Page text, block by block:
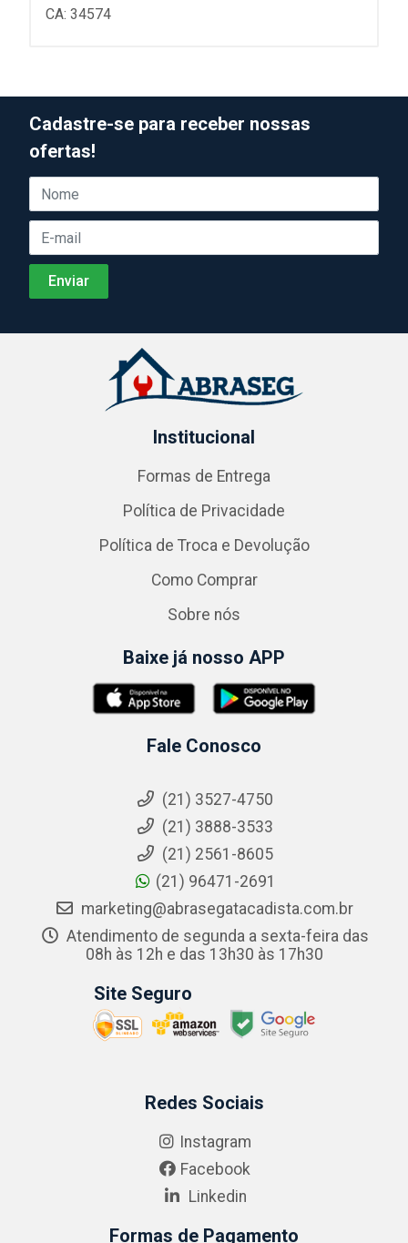
CA: 34574
Cadastre-se para receber nossas
ofertas!
Institucional
Formas de Entrega
Política de Privacidade
Política de Troca e Devolução
Como Comprar
Sobre nós
Baixe já nosso APP
Fale Conosco
(21) 3527-4750
(21) 3888-3533
(21) 2561-8605
(21) 96471-2691
marketing@abrasegatacadista.com.br
Atendimento de segunda a sexta-feira das
08h às 12h e das 13h30 às 17h30
Site Seguro
Redes Sociais
Instagram
Facebook
Linkedin
Formas de Pagamento